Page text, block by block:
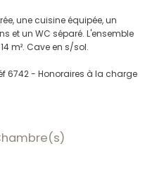
une cuisine équipée, un
et un WC séparé. L'ensemble
m². Cave en s/sol.
6742 - Honoraires à la charge